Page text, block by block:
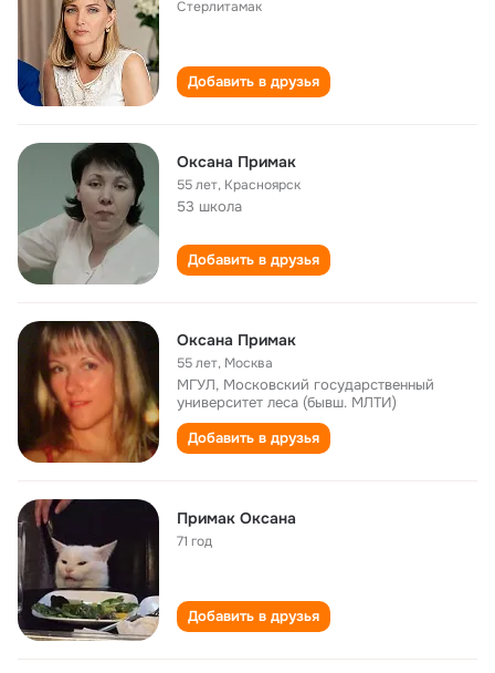
Стерлитамак
Добавить в друзья
Оксана Примак
55 лет, Красноярск
53 школа
Добавить в друзья
Оксана Примак
55 лет, Москва
МГУЛ, Московский государственный
университет леса (бывш. МЛТИ)
Добавить в друзья
Примак Оксана
71 год
Добавить в друзья